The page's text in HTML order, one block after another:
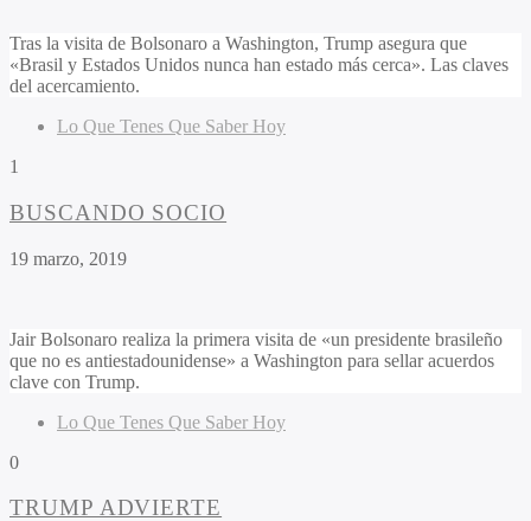
Tras la visita de Bolsonaro a Washington, Trump asegura que
«Brasil y Estados Unidos nunca han estado más cerca». Las claves
del acercamiento.
Lo Que Tenes Que Saber Hoy
1
BUSCANDO SOCIO
19 marzo, 2019
Jair Bolsonaro realiza la primera visita de «un presidente brasileño
que no es antiestadounidense» a Washington para sellar acuerdos
clave con Trump.
Lo Que Tenes Que Saber Hoy
0
TRUMP ADVIERTE